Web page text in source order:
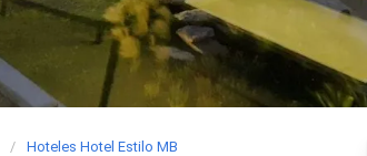
Hoteles Hotel Estilo MB